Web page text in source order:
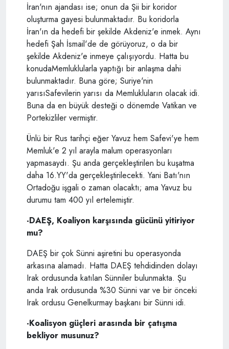
İran'nın ajandası ise; onun da Şii bir koridor
oluşturma gayesi bulunmaktadır. Bu koridorla
İran'ın da hedefi bir şekilde Akdeniz'e inmek. Aynı
hedefi Şah İsmail'de de görüyoruz, o da bir
şekilde Akdeniz'e inmeye çalışıyordu. Hatta bu
konudaMemluklularla yaptığı bir anlaşma dahi
bulunmaktadır. Buna göre; Suriye'nin
yarısıSafevilerin yarısı da Memlukluların olacak idi.
Buna da en büyük desteği o dönemde Vatikan ve
Portekizliler vermiştir.
Ünlü bir Rus tarihçi eğer Yavuz hem Safevi'ye hem
Memluk'e 2 yıl arayla malum operasyonları
yapmasaydı. Şu anda gerçekleştirilen bu kuşatma
daha 16.YY'da gerçekleştirilecekti. Yani Batı'nın
Ortadoğu işgali o zaman olacaktı; ama Yavuz bu
durumu tam 400 yıl ertelemiştir.
-DAEŞ, Koaliyon karşısında gücünü yitiriyor
mu?
DAEŞ bir çok Sünni aşiretini bu operasyonda
arkasına alamadı. Hatta DAEŞ tehdidinden dolayı
Irak ordusunda katılan Sünniler bulunmakta. Şu
anda Irak ordusunda %30 Sünni var ve bir önceki
Irak ordusu Genelkurmay başkanı bir Sünni idi.
-Koalisyon güçleri arasında bir çatışma
bekliyor musunuz?